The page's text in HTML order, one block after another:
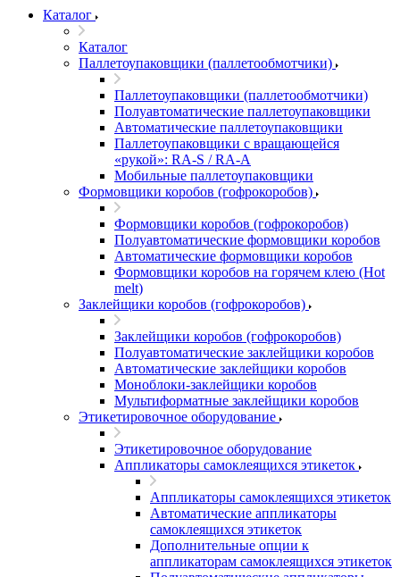
Каталог
Каталог
Паллетоупаковщики (паллетообмотчики)
Паллетоупаковщики (паллетообмотчики)
Полуавтоматические паллетоупаковщики
Автоматические паллетоупаковщики
Паллетоупаковщики с вращающейся
«рукой»: RA-S / RA-A
Мобильные паллетоупаковщики
Формовщики коробов (гофрокоробов)
Формовщики коробов (гофрокоробов)
Полуавтоматические формовщики коробов
Автоматические формовщики коробов
Формовщики коробов на горячем клею (Hot
melt)
Заклейщики коробов (гофрокоробов)
Заклейщики коробов (гофрокоробов)
Полуавтоматические заклейщики коробов
Автоматические заклейщики коробов
Моноблоки-заклейщики коробов
Мультиформатные заклейщики коробов
Этикетировочное оборудование
Этикетировочное оборудование
Аппликаторы самоклеящихся этикеток
Аппликаторы самоклеящихся этикеток
Автоматические аппликаторы
самоклеящихся этикеток
Дополнительные опции к
аппликаторам самоклеящихся этикеток